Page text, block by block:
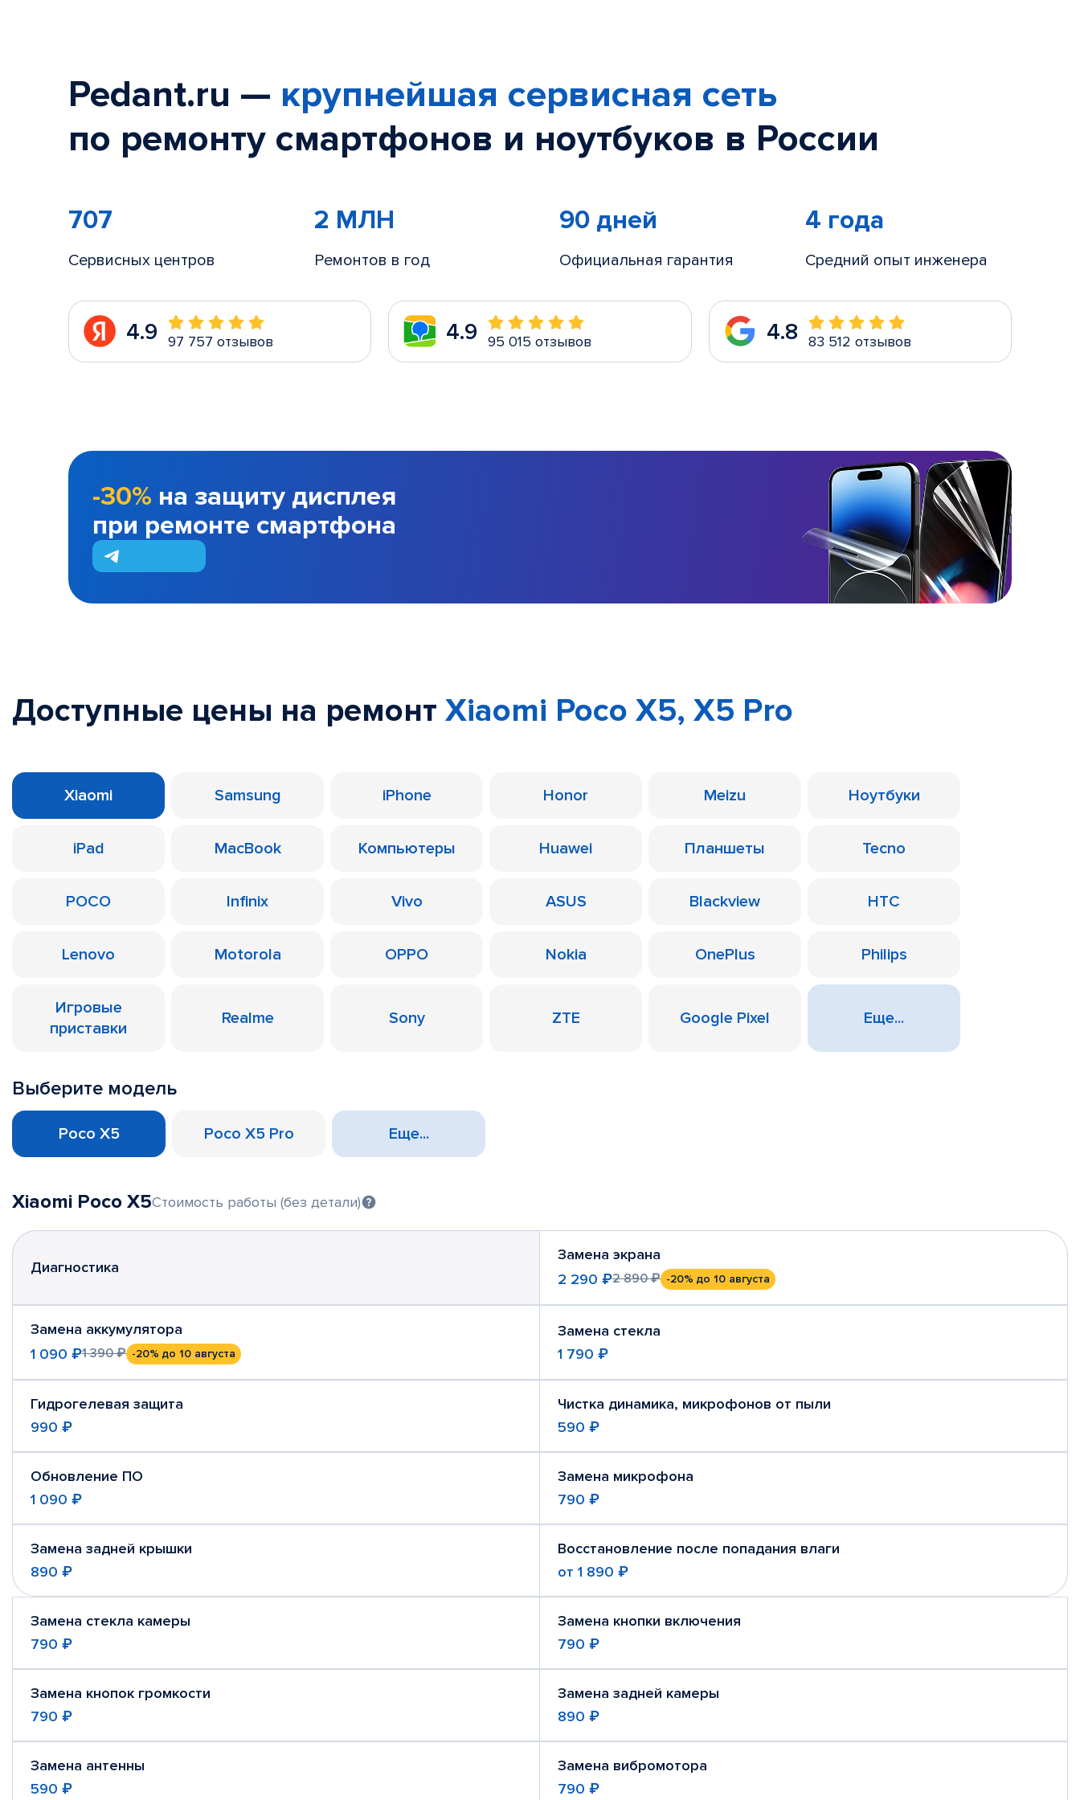
Pedant.ru — крупнейшая сервисная сеть
по ремонту смартфонов и ноутбуков в России
707
Сервисных центров
2 МЛН
Ремонтов в год
90 дней
Официальная гарантия
4 года
Средний опыт инженера
4.9 97 757 отзывов 4.9 95 015 отзывов 4.8 83 512 отзывов
-30% на защиту дисплея
при ремонте смартфона
Доступные цены на ремонт Xiaomi Poco X5, X5 Pro
Xiaomi Samsung iPhone Honor Meizu Ноутбуки
iPad MacBook Компьютеры Huawei Планшеты Tecno
POCO Infinix Vivo ASUS Blackview HTC
Lenovo Motorola OPPO Nokia OnePlus Philips
Игровые
приставки
Realme Sony ZTE Google Pixel Еще...
Выберите модель
Poco X5 Poco X5 Pro Еще...
Xiaomi Poco X5Стоимость работы (без детали)
Диагностика
Замена экрана
2 290 ₽2 890 ₽ -20% до 10 августа
Замена аккумулятора
1 090 ₽1 390 ₽ -20% до 10 августа
Замена стекла
1 790 ₽
Гидрогелевая защита
990 ₽
Чистка динамика, микрофонов от пыли
590 ₽
Обновление ПО
1 090 ₽
Замена микрофона
790 ₽
Замена задней крышки
890 ₽
Восстановление после попадания влаги
от 1 890 ₽
Замена стекла камеры
790 ₽
Замена кнопки включения
790 ₽
Замена кнопок громкости
790 ₽
Замена задней камеры
890 ₽
Замена антенны
590 ₽
Замена вибромотора
790 ₽